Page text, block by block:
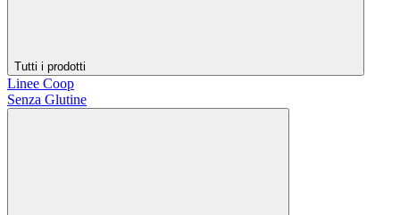
Tutti i prodotti
Linee Coop
Senza Glutine